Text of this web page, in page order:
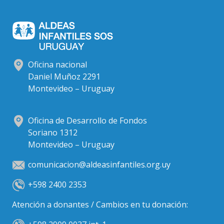
Oficina nacional
Daniel Muñoz 2291
Montevideo – Uruguay
Oficina de Desarrollo de Fondos
Soriano 1312
Montevideo – Uruguay
comunicacion@aldeasinfantiles.org.uy
+598 2400 2353
Atención a donantes / Cambios en tu donación: